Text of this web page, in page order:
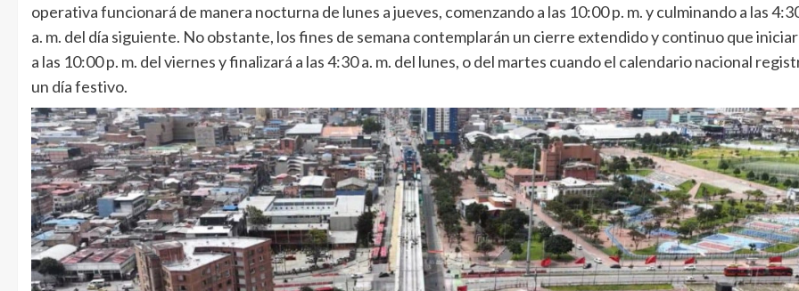
operativa funcionará de manera nocturna de lunes a jueves, comenzando a las 10:00 p. m. y culminando a las
a. m. del día siguiente. No obstante, los fines de semana contemplarán un cierre extendido y continuo que
a las 10:00 p. m. del viernes y finalizará a las 4:30 a. m. del lunes, o del martes cuando el calendario nacional
un día festivo.